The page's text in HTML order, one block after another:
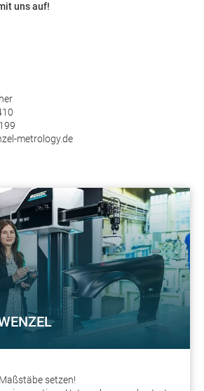
uns auf!
metrology.de
setzen!